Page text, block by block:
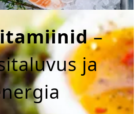
–
ja